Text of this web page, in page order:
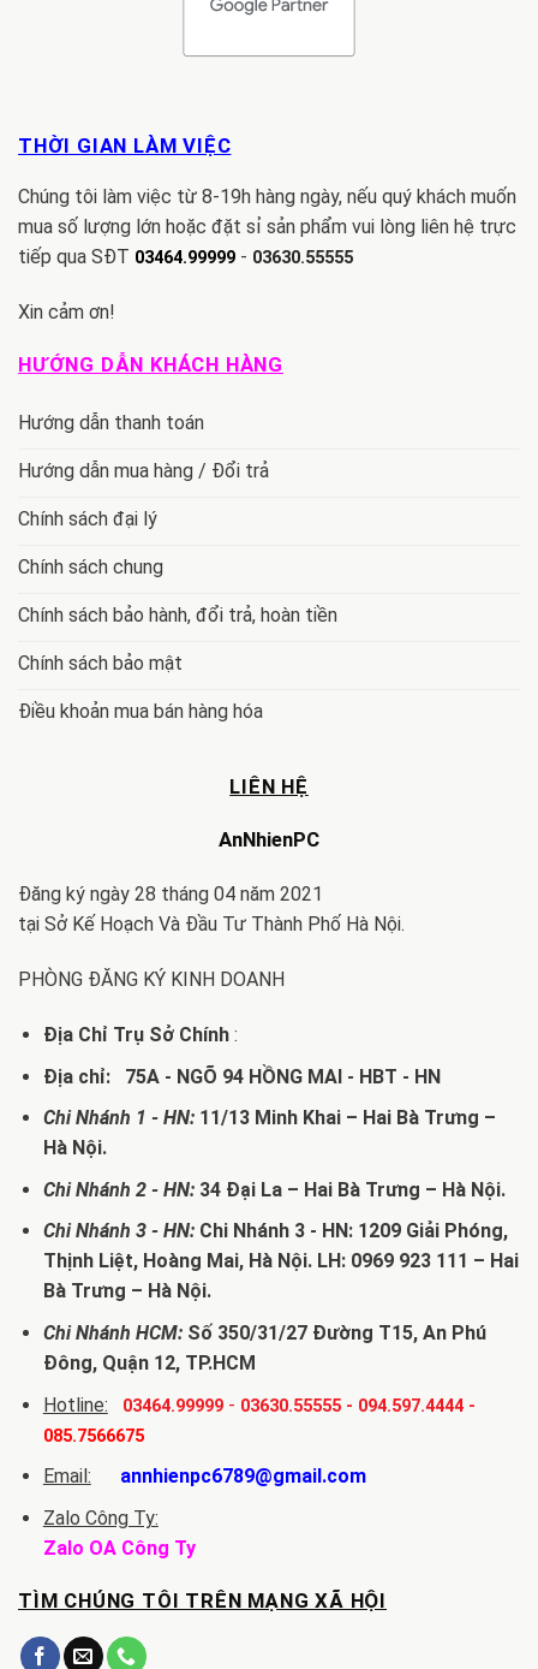
THỜI GIAN LÀM VIỆC
Chúng tôi làm việc từ 8-19h hàng ngày, nếu quý khách muốn
mua số lượng lớn hoặc đặt sỉ sản phẩm vui lòng liên hệ trực
tiếp qua SĐT 03464.99999 - 03630.55555
Xin cảm ơn!
HƯỚNG DẪN KHÁCH HÀNG
Hướng dẫn thanh toán
Hướng dẫn mua hàng / Đổi trả
Chính sách đại lý
Chính sách chung
Chính sách bảo hành, đổi trả, hoàn tiền
Chính sách bảo mật
Điều khoản mua bán hàng hóa
LIÊN HỆ
AnNhienPC
Đăng ký ngày 28 tháng 04 năm 2021
tại Sở Kế Hoạch Và Đầu Tư Thành Phố Hà Nội.
PHÒNG ĐĂNG KÝ KINH DOANH
Địa Chỉ Trụ Sở Chính:
Địa chỉ: 75A - NGÕ 94 HỒNG MAI - HBT - HN
Chi Nhánh 1 - HN:11/13 Minh Khai – Hai Bà Trưng –
Hà Nội.
Chi Nhánh 2 - HN:34 Đại La – Hai Bà Trưng – Hà Nội.
Chi Nhánh 3 - HN:Chi Nhánh 3 - HN: 1209 Giải Phóng,
Thịnh Liệt, Hoàng Mai, Hà Nội. LH: 0969 923 111 – Hai
Bà Trưng – Hà Nội.
Chi Nhánh HCM:Số 350/31/27 Đường T15, An Phú
Đông, Quận 12, TP.HCM
Hotline:
03464.99999- 03630.55555- 094.597.4444-
085.7566675
Email:
annhienpc6789@gmail.com
Zalo Công Ty:
Zalo OA Công Ty
TÌM CHÚNG TÔI TRÊN MẠNG XÃ HỘI